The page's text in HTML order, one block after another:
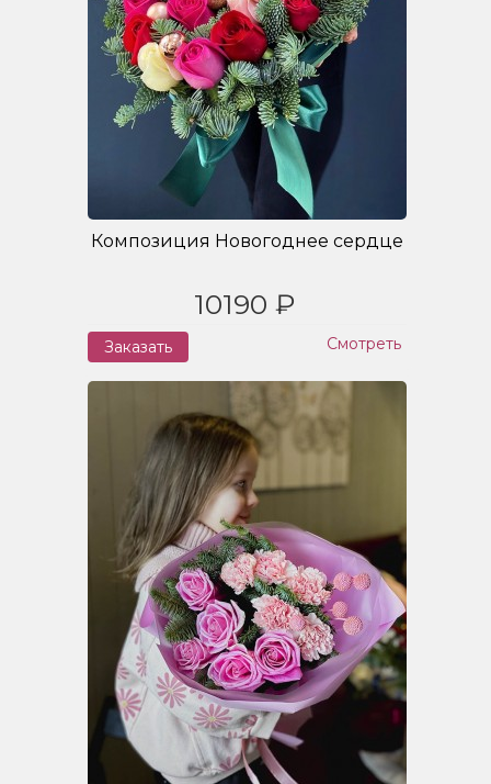
Композиция Новогоднее сердце
10190 ₽
Заказать Смотреть